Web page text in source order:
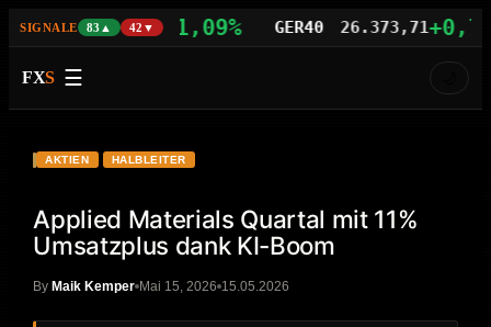
SIGNALE 83▲ 42▼
29.742,21+1,09% GER40 26.373,71+0,77%
FXS ☰
AMAT
AKTIEN HALBLEITER
Applied Materials Quartal mit 11%
Umsatzplus dank KI-Boom
ByMaik Kemper Mai 15, 2026 15.05.2026